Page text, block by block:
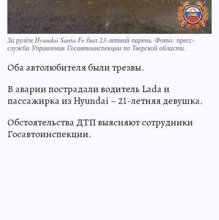
За рулём Hyundai Santa Fe был 23-летний парень. Фото: пресс-
служба Управления Госавтоинспекции по Тверской области.
Оба автолюбителя были трезвы.
В аварии пострадали водитель Lada и
пассажирка из Hyundai – 21-летняя девушка.
Обстоятельства ДТП выясняют сотрудники
Госавтоинспекции.